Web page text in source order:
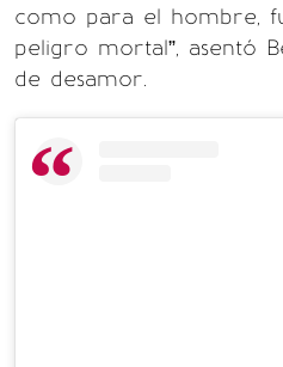
como para el hombre,
peligro mortal”, asentó
de desamor.